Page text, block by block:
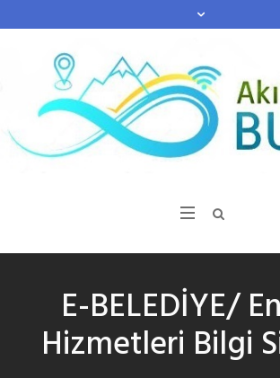
E-BELEDİYE/
Hizmetleri Bilgi